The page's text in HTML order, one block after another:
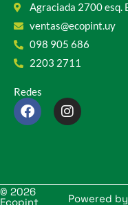
Agraciada 2700 esq.
ventas@ecopint.uy
098 905 686
2203 2711
Redes
F
a
o
k
I
n
r
a
© 2026
Ecopint Powered by